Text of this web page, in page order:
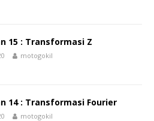
15 : Transformasi Z
motogokil
14 : Transformasi Fourier
motogokil